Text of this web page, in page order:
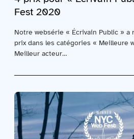
Fest 2020
Notre websérie « Écrivain Public » a
prix dans les catégories « Meilleure
Meilleur acteur…